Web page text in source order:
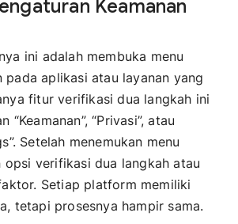
Keamanan
ini adalah membuka menu
pada aplikasi atau layanan yang
fitur verifikasi dua langkah ini
“Privasi”, atau
Setelah menemukan menu
verifikasi dua langkah atau
Setiap platform memiliki
tetapi prosesnya hampir sama.